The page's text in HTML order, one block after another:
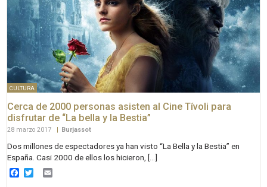
CULTURA
Cerca de 2000 personas asisten al Cine Tívoli para
disfrutar de “La bella y la Bestia”
28 marzo 2017 Burjassot
Dos millones de espectadores ya han visto “La Bella y la Bestia” en
España. Casi 2000 de ellos los hicieron, […]
Facebook
Twitter